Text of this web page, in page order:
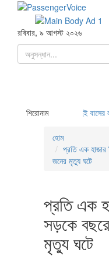
রবিবার, ৯ আগস্ট ২০২৬
শিরোনাম
৯ জন নিহত, দুই বাসের লাইসেন্স
হোম
প্রতি এক হাজার
জনের মৃত্যু ঘটে
প্রতি এক
সড়কে
মৃত্যু ঘটে